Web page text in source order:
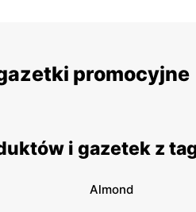
promocyjne
i gazetek z
Almond